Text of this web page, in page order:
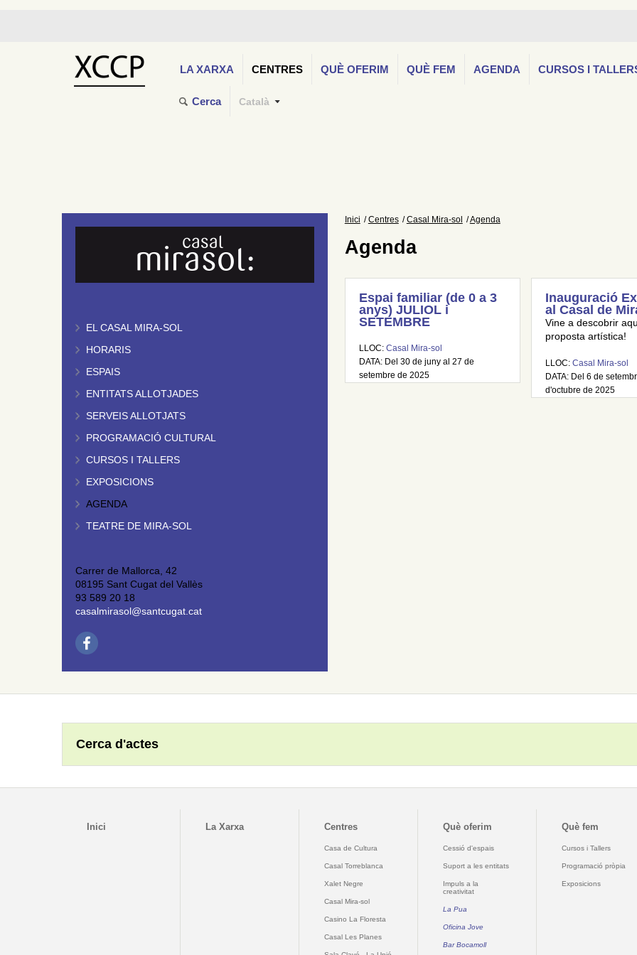
LA XARXA CENTRES QUÈ OFERIM QUÈ FEM AGENDA CURSOS I
Cerca Català
EL CASAL MIRA-SOL
HORARIS
ESPAIS
ENTITATS ALLOTJADES
SERVEIS ALLOTJATS
PROGRAMACIÓ CULTURAL
CURSOS I TALLERS
EXPOSICIONS
AGENDA
TEATRE DE MIRA-SOL
Carrer de Mallorca, 42
08195 Sant Cugat del Vallès
93 589 20 18
casalmirasol@santcugat.cat
Inici Centres Casal Mira-sol Agenda
Agenda
Espai familiar (de 0 a 3
anys) JULIOL i
SETEMBRE
LLOC: Casal Mira-sol
DATA: Del 30 de juny al 27 de
setembre de 2025
Inauguració
al Casal de
Vine a descobrir
proposta artística!
LLOC:Casal Mira-sol
DATA: Del 6 de
d'octubre de 2025
Cerca d'actes
Inici La Xarxa Centres
Casa de Cultura
Casal Torreblanca
Xalet Negre
Casal Mira-sol
Casino La Floresta
Casal Les Planes
Què oferim
Cessió d'espais
Suport a les entitats
Impuls a la
creativitat
La Pua
Oficina Jove
Bar Bocamoll
Què fem
Cursos i Tallers
Programació pròpia
Exposicions